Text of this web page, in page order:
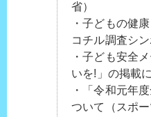
省）
・子どもの健
コチル調査シ
・子ども安全
いを!」の掲載
・「令和元年
ついて（スポー